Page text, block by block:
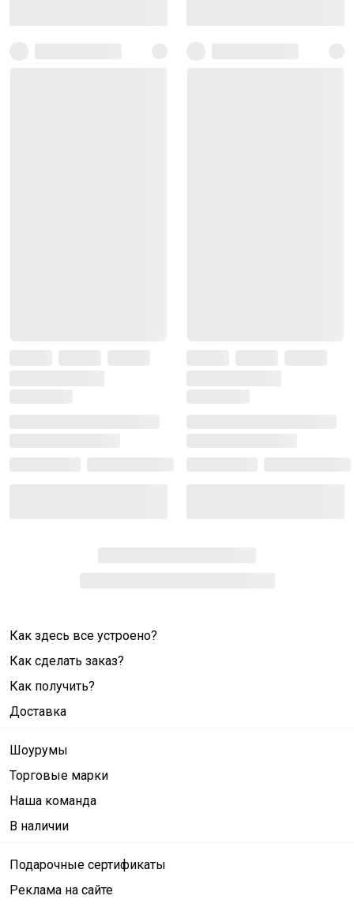
Как здесь все устроено?
Как сделать заказ?
Как получить?
Доставка
Шоурумы
Торговые марки
Наша команда
В наличии
Подарочные сертификаты
Реклама на сайте